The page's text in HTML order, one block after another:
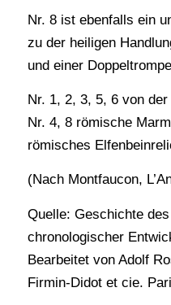
Nr. 8 ist ebenfalls ein
zu der heiligen
und einer
Nr. 1, 2, 3, 5, 6 von
Nr. 4, 8 römische
römisches
(Nach Montfaucon,
Quelle: Geschichte
chronologischer
Bearbeitet von Adolf
Firmin-Didot et cie.